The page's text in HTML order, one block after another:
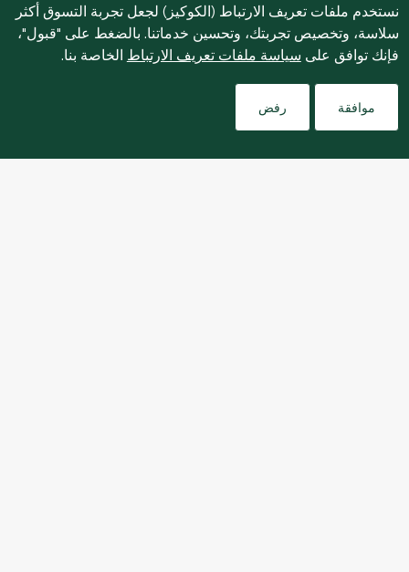
نستخدم ملفات تعريف الارتباط (الكوكيز) لجعل تجربة التسوق أكثر
سلاسة، وتخصيص تجربتك، وتحسين خدماتنا. بالضغط على "قبول"،
فإنك توافق على سياسة ملفات تعريف الارتباط الخاصة بنا.
موافقة رفض